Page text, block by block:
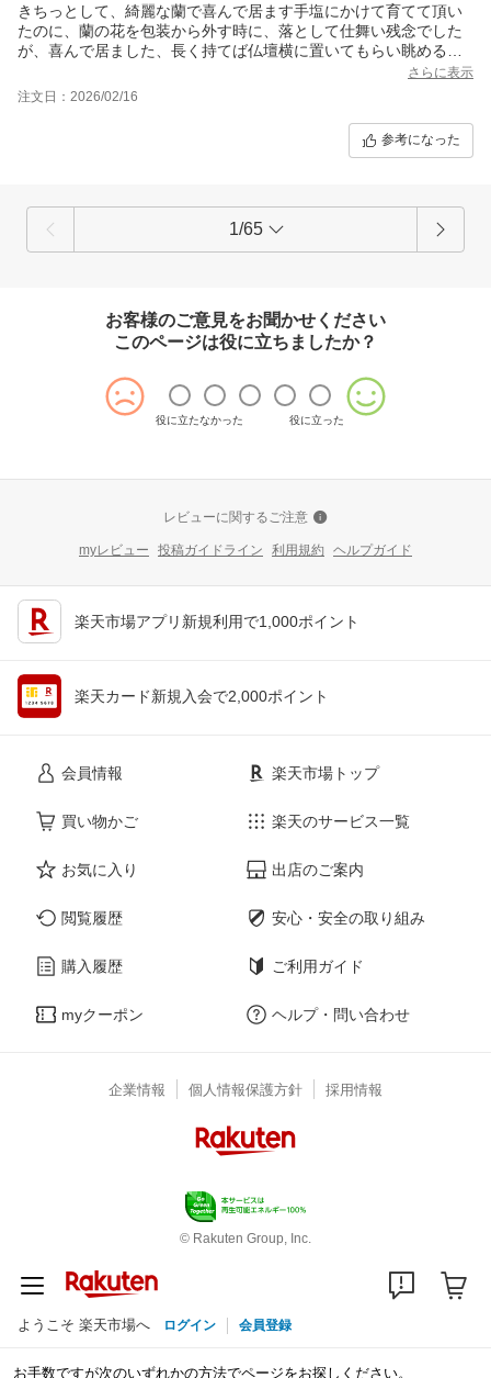
きちっとして、綺麗な蘭で喜んで居ます手塩にかけて育てて頂い
たのに、蘭の花を包装から外す時に、落として仕舞い残念でした
が、喜んで居ました、長く持てば仏壇横に置いてもらい眺める？
さらに表示
注文日：2026/02/16
参考になった
1/65
お客様のご意見をお聞かせください
このページは役に立ちましたか？
役に立たなかった 役に立った
レビューに関するご注意
myレビュー 投稿ガイドライン 利用規約 ヘルプガイド
楽天市場アプリ新規利用で1,000ポイント
楽天カード新規入会で2,000ポイント
会員情報
買い物かご
お気に入り
閲覧履歴
購入履歴
myクーポン
楽天市場トップ
楽天のサービス一覧
出店のご案内
安心・安全の取り組み
ご利用ガイド
ヘルプ・問い合わせ
企業情報 個人情報保護方針 採用情報
© Rakuten Group, Inc.
ようこそ 楽天市場へ ログイン 会員登録
お手数ですが次のいずれかの方法でページをお探しください。